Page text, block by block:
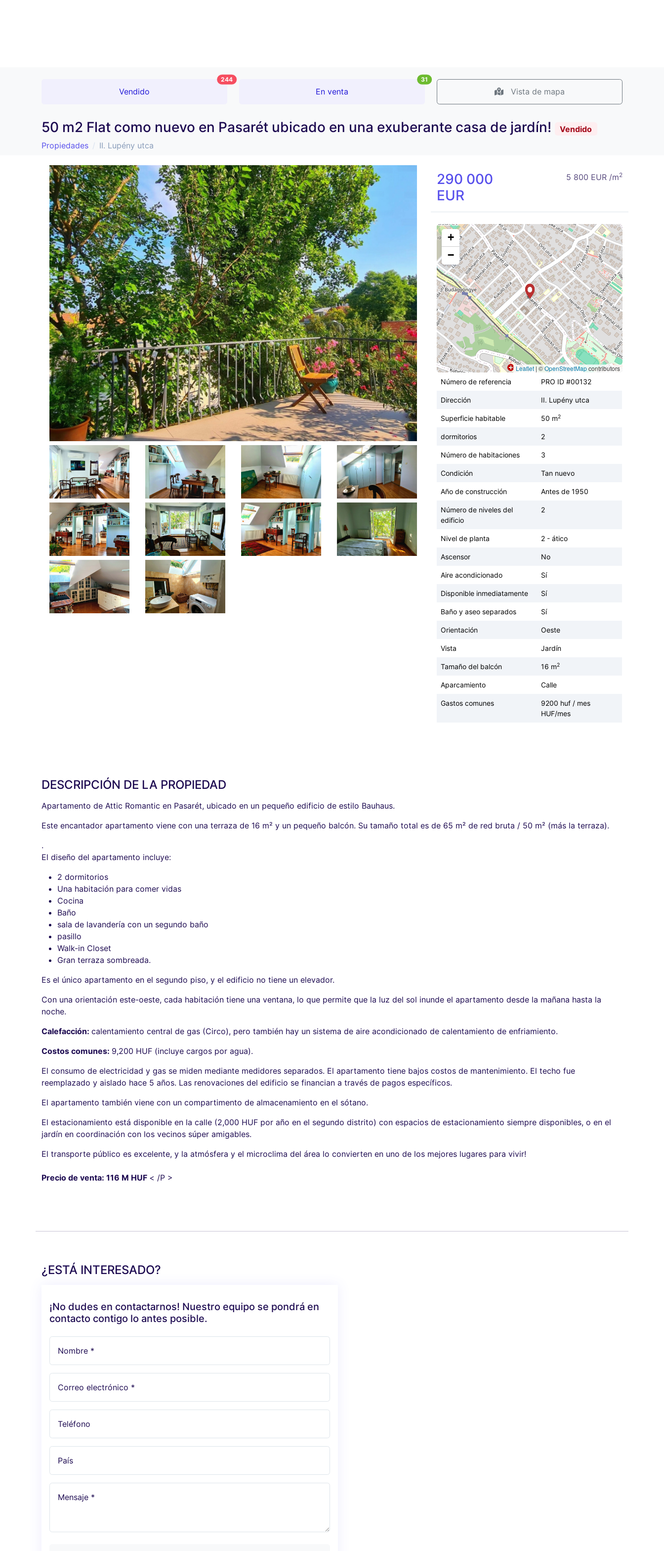
Vendido
244
En venta
31
Vista de mapa
50 m2 Flat como nuevo en Pasarét ubicado en una exuberante casa de jardín!
Vendido
Propiedades
II. Lupény utca
290 000
EUR
5 800 EUR /m2
+
−
Leaflet | ©OpenStreetMapcontributors
Número de referencia
PRO ID #00132
Dirección II. Lupény utca
Superficie habitable 50 m2
dormitorios 2
Número de habitaciones 3
Condición Tan nuevo
Año de construcción Antes de 1950
Número de niveles del
edificio
2
Nivel de planta 2 - ático
Ascensor No
Aire acondicionado Sí
Disponible inmediatamente Sí
Baño y aseo separados Sí
Orientación Oeste
Vista Jardín
Tamaño del balcón 16 m2
Aparcamiento Calle
Gastos comunes
9200 huf / mes
HUF/mes
DESCRIPCIÓN DE LA PROPIEDAD
Apartamento de Attic Romantic en Pasarét, ubicado en un pequeño edificio de estilo Bauhaus.
Este encantador apartamento viene con una terraza de 16 m² y un pequeño balcón. Su tamaño total es de 65 m² de red bruta / 50 m² (más la terraza).
.
El diseño del apartamento incluye:
2 dormitorios
Una habitación para comer vidas
Cocina
Baño
sala de lavandería con un segundo baño
pasillo
Walk-in Closet
Gran terraza sombreada.
Es el único apartamento en el segundo piso, y el edificio no tiene un elevador.
Con una orientación este-oeste, cada habitación tiene una ventana, lo que permite que la luz del sol inunde el apartamento desde la mañana hasta la
noche.
Calefacción: calentamiento central de gas (Circo), pero también hay un sistema de aire acondicionado de calentamiento de enfriamiento.
Costos comunes: 9,200 HUF (incluye cargos por agua).
El consumo de electricidad y gas se miden mediante medidores separados. El apartamento tiene bajos costos de mantenimiento. El techo fue
reemplazado y aislado hace 5 años. Las renovaciones del edificio se financian a través de pagos específicos.
El apartamento también viene con un compartimento de almacenamiento en el sótano.
El estacionamiento está disponible en la calle (2,000 HUF por año en el segundo distrito) con espacios de estacionamiento siempre disponibles, o en el
jardín en coordinación con los vecinos súper amigables.
El transporte público es excelente, y la atmósfera y el microclima del área lo convierten en uno de los mejores lugares para vivir!
Precio de venta: 116 M HUF < /P >
¿ESTÁ INTERESADO?
¡No dudes en contactarnos! Nuestro equipo se pondrá en
contacto contigo lo antes posible.
Nombre *
Correo electrónico *
Teléfono
País
Mensaje *